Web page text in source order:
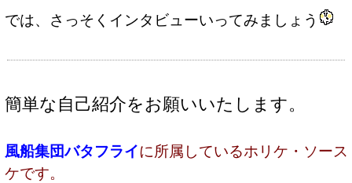
では、さっそくインタビューいってみましょう
簡単な自己紹介をお願いいたします。
風船集団バタフライに所属しているホリケ・ソース
ケです。